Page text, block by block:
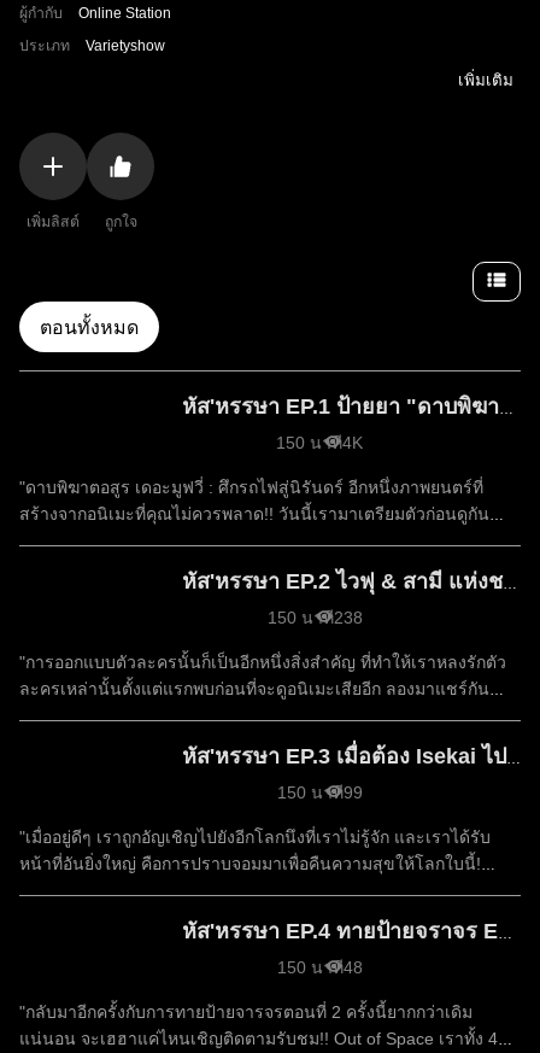
เพิ่มลิสต์ ถูกใจ
ผู้กำกับ
Online Station
ประเภท
Varietyshow
เพิ่มเติม
ตอนทั้งหมด
หัส'หรรษา EP.1 ป้ายยา "ดาบพิฆาตอสูร เดอะมูฟวี่ " ของดีที่ควรดู!! ( ไม่สปอย )
150 นาที4K
"ดาบพิฆาตอสูร เดอะมูฟวี่ : ศึกรถไฟสู่นิรันดร์ อีกหนึ่งภาพยนตร์ที่
สร้างจากอนิเมะที่คุณไม่ควรพลาด!! วันนี้เรามาเตรียมตัวก่อนดูกัน
เถอะ!! Cake Bash เราจะได้รับบทเป็นขนมหวานที่จะต้องทำภารกิจ
เพื่อเอาชนะเพื่อนๆ ของเรา เป็นอีกหนึ่งปาร์ตี้เกมสุดน่ารักที่เหมาะจะ
#ดาบพิฆาตอสูร​ #CakeBash​ #Party​ "
หัส'หรรษา EP.2 ไวฟุ & สามี แห่งชาติจากอนิเมะ! | Super Mario Party
150 นาที238
"การออกแบบตัวละครนั้นก็เป็นอีกหนึ่งสิ่งสำคัญ ที่ทำให้เราหลงรักตัว
ละครเหล่านั้นตั้งแต่แรกพบก่อนที่จะดูอนิเมะเสียอีก ลองมาแชร์กัน
หน่อยว่า Waifu และ Husbando ของเพื่อนๆ แต่ละคนมีใครกันบ้าง?!
Super Mario Party วันนี้สาวๆ จากวง Fever ประกอบด้วย บอส ใบ
เฟิร์น ใบบัว บีม ฟอย สแปม พวกเธอต้องมาห้ำหั่นกันเอง จะปั่นป่วนแค่
#Anime​ #SuperMarioParty​ #Fever"
หัส'หรรษา EP.3 เมื่อต้อง Isekai ไปปราบจอมมาร | Black & White Bushido
150 นาที99
"เมื่ออยู่ดีๆ เราถูกอัญเชิญไปยังอีกโลกนึงที่เราไม่รู้จัก และเราได้รับ
หน้าที่อันยิ่งใหญ่ คือการปราบจอมมาเพื่อคืนความสุขให้โลกใบนี้!
Black & White Bushido เราจะได้รับบทเป็นซามูไรสีขาวดำที่ต้องใช้
ฉากที่ตรงกับสีของตนเองเพื่อหลบซ่อนตัว และสังหารศัตรู!
#OnlineStation​ #หัสหรรษา​ #Isekai​ #ต่างโลก​ #PartyGame​ "
หัส'หรรษา EP.4 ทายป้ายจราจร Episode 2 | Out of Space
150 นาที48
"กลับมาอีกครั้งกับการทายป้ายจารจรตอนที่ 2 ครั้งนี้ยากกว่าเดิม
แน่นอน จะเฮฮาแค่ไหนเชิญติดตามรับชม!! Out of Space เราทั้ง 4